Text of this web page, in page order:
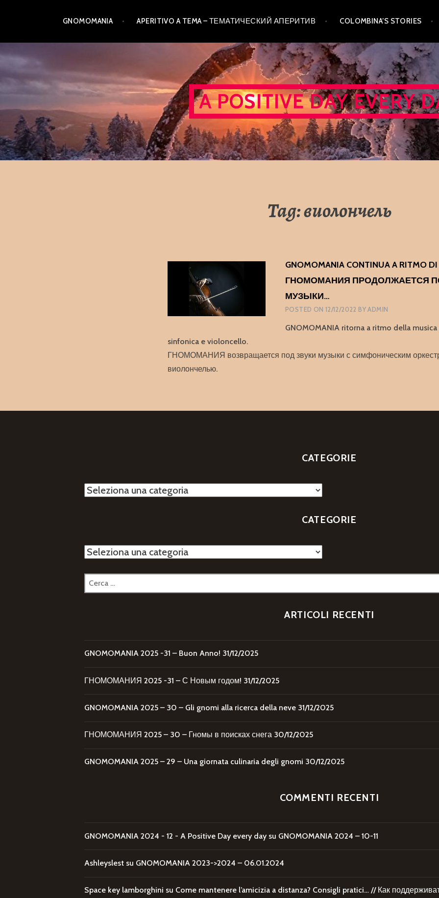
content
GNOMOMANIA APERITIVO A TEMA – ТЕМАТИЧЕСКИЙ АПЕРИТИВ COLOMBINA’S STORIES
A POSITIVE DAY EVERY
Tag:виолончель
GNOMOMANIA CONTINUA A RITMO
ГНОМОМАНИЯ ПРОДОЛЖАЕТСЯ
МУЗЫКИ…
POSTED ON 12/12/2022 BYADMIN
GNOMOMANIA ritorna a ritmo della musica
sinfonica e violoncello.
ГНОМОМАНИЯ возвращается под звуки музыки с симфоническим
виолончелью.
CATEGORIE
Categorie
CATEGORIE
Categorie
Ricerca
per:
ARTICOLI RECENTI
GNOMOMANIA 2025 -31 – Buon Anno! 31/12/2025
ГНОМОМАНИЯ 2025 -31 – С Новым годом! 31/12/2025
GNOMOMANIA 2025 – 30 – Gli gnomi alla ricerca della neve 31/12/2025
ГНОМОМАНИЯ 2025 – 30 – Гномы в поисках снега 30/12/2025
GNOMOMANIA 2025 – 29 – Una giornata culinaria degli gnomi 30/12/2025
COMMENTI RECENTI
GNOMOMANIA 2024 - 12 - A Positive Day every day su GNOMOMANIA 2024 – 10-11
Ashleyslest su GNOMOMANIA 2023->2024 – 06.01.2024
Space key lamborghini su Come mantenere l’amicizia a distanza? Consigli pratici… // Как